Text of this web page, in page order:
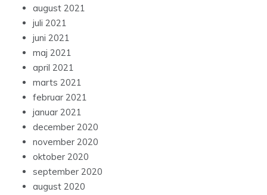
august 2021
juli 2021
juni 2021
maj 2021
april 2021
marts 2021
februar 2021
januar 2021
december 2020
november 2020
oktober 2020
september 2020
august 2020